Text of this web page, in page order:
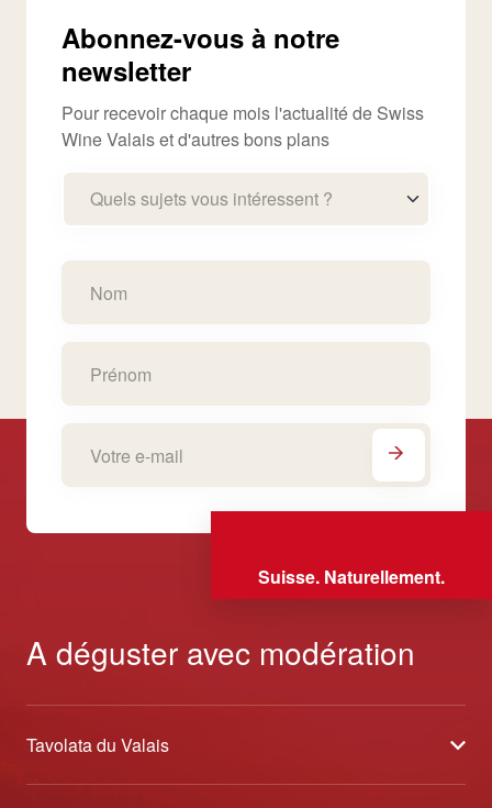
Abonnez-vous à notre
newsletter
Pour recevoir chaque mois l'actualité de Swiss
Wine Valais et d'autres bons plans
Quels sujets vous intéressent ?
Suisse. Naturellement.
A déguster avec modération
Tavolata du Valais
À propos